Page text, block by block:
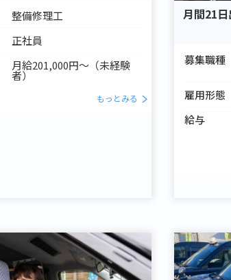
整備修理工
正社員
月給201,000円～（未経験
者）
もっとみる
月間21
募集職種
雇用形態
給与